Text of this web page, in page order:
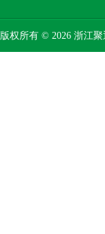
版权所有 © 2026 浙江